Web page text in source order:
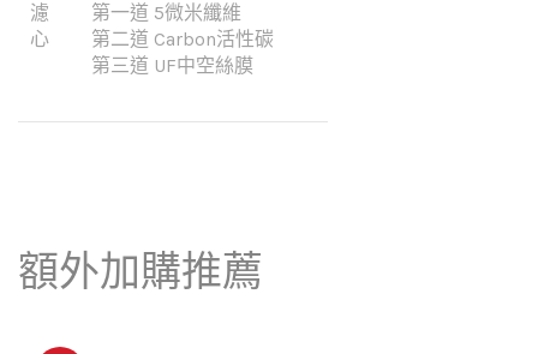
濾
心
第一道 5微米纖維
第二道 Carbon活性碳
第三道 UF中空絲膜
額外加購推薦